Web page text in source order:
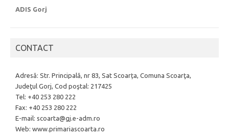
ADIS Gorj
CONTACT
Adresă: Str. Principală, nr 83, Sat Scoarța, Comuna Scoarţa,
Judeţul Gorj, Cod poştal: 217425
Tel: +40 253 280 222
Fax: +40 253 280 222
E-mail: scoarta@gj.e-adm.ro
Web: www.primariascoarta.ro